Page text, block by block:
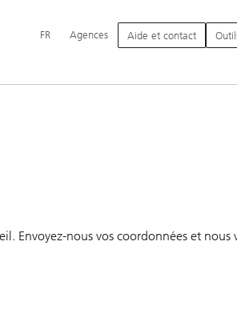
principale
FR Agences Aide et contact
Envoyez-nous vos coordonnées et nous